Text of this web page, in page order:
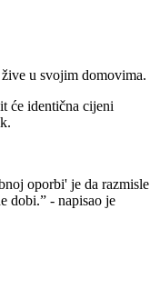
u svojim domovima.
će identična cijeni
oporbi' je da razmisle
dobi.” - napisao je